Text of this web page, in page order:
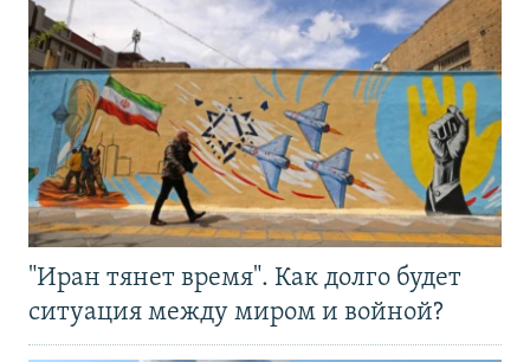
"Иран тянет время". Как долго будет
ситуация между миром и войной?